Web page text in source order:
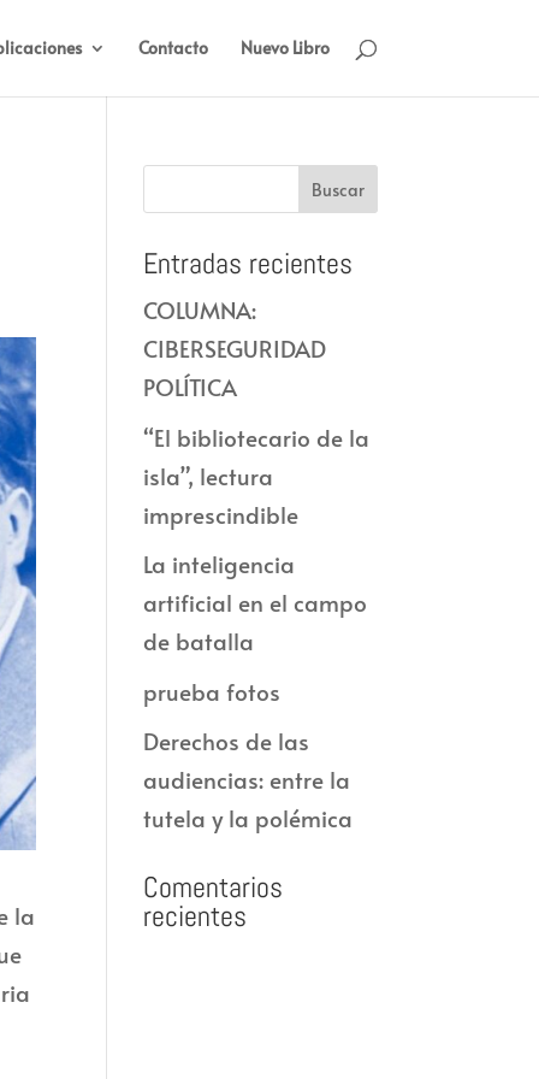
Contacto Nuevo Libro
la
Entradas recientes
COLUMNA:
CIBERSEGURIDAD
POLÍTICA
“El bibliotecario de la
isla”, lectura
imprescindible
La inteligencia
artificial en el campo
de batalla
prueba fotos
Derechos de las
audiencias: entre la
tutela y la polémica
Comentarios
recientes